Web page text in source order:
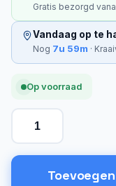
Gratis bezorgd
Vandaag op te
Nog 7u 59m ·
Op voorraad